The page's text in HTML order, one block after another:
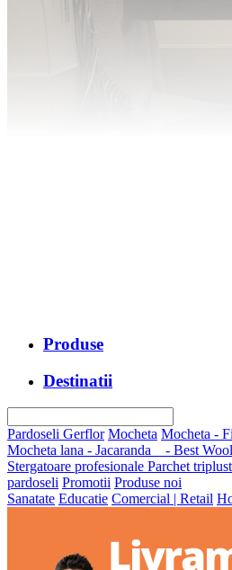
Produse
Destinatii
Pardoseli Gerflor Mocheta Mocheta -
Mocheta lana - Jacaranda
- Best
Stergatoare profesionale Parchet
pardoseli Promotii Produse noi
Sanatate Educatie Comercial | Retail